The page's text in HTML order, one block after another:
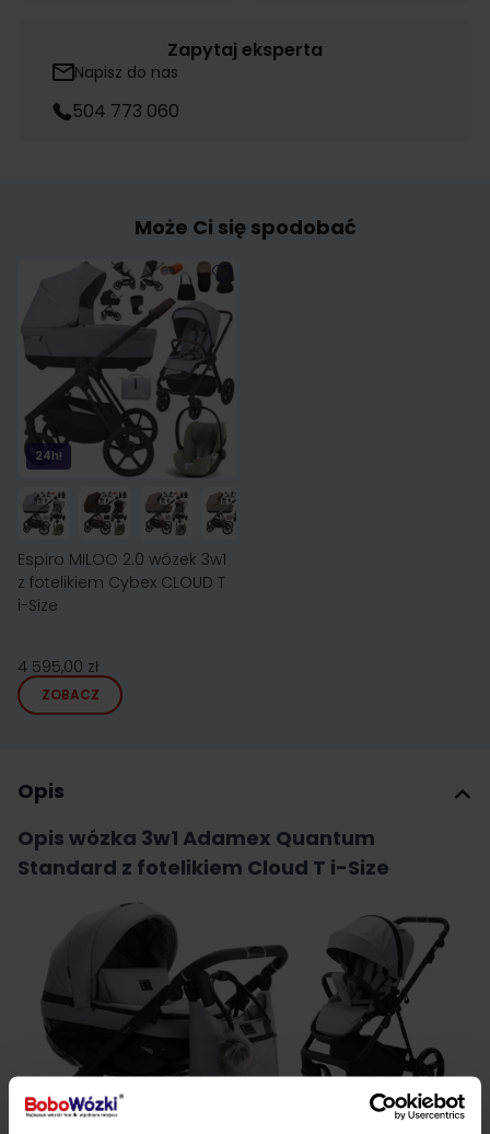
Zapytaj eksperta
Napisz do nas
504 773 060
Może Ci się spodobać
24h!
Espiro MILOO 2.0 wózek 3w1
z fotelikiem Cybex CLOUD T
i-Size
4 595,00 zł
ZOBACZ
Opis
Opis wózka 3w1 Adamex Quantum
Standard z fotelikiem Cloud T i-Size